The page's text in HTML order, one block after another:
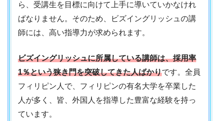
ら、受講生を目標に向けて上手に導いていかなけれ
ばなりません。そのため、ビズイングリッシュの講
師には、高い指導力が求められます。
ビズイングリッシュに所属している講師は、採用率
1％という狭き門を突破してきた人ばかりです。全員
フィリピン人で、フィリピンの有名大学を卒業した
人が多く、皆、外国人を指導した豊富な経験を持っ
ています。